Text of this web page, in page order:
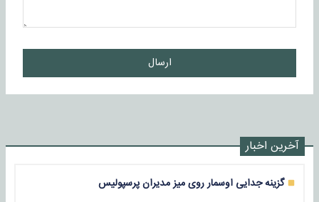
ارسال
آخرین اخبار
گزینه جدایی اوسمار روی میز مدیران پرسپولیس